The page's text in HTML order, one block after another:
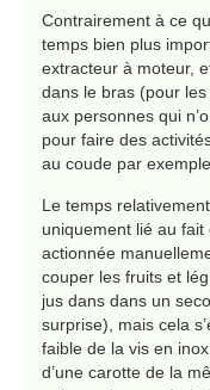
Contrairement à ce
temps bien plus
extracteur à moteur,
dans le bras (pour
aux personnes qui
pour faire des
au coude par exemple.
Le temps
uniquement lié au fait
actionnée
couper les fruits et
jus dans dans un
surprise), mais cela
faible de la vis en
d’une carotte de la